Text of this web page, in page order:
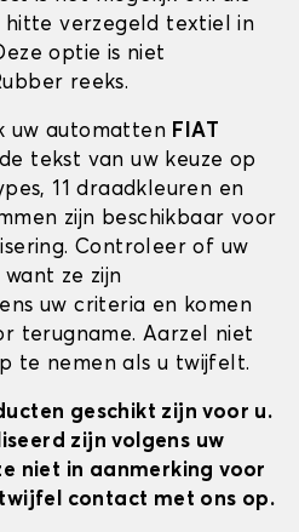
hitte verzegeld textiel in
optie is niet
reeks.
uw automatten FIAT
tekst van uw keuze op
11 draadkleuren en
zijn beschikbaar voor
Controleer of uw
ze zijn
uw criteria en komen
terugname. Aarzel niet
te nemen als u twijfelt.
geschikt zijn voor u.
zijn volgens uw
niet in aanmerking voor
contact met ons op.